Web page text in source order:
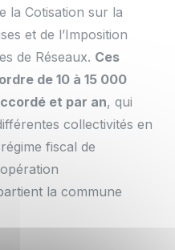
la Cotisation sur la
et de l’Imposition
de Réseaux. Ces
de 10 à 15 000
et par an, qui
collectivités en
fiscal de
la commune